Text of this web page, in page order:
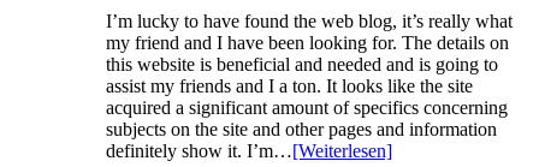
I’m lucky to have found the web blog, it’s really what
my friend and I have been looking for. The details on
this website is beneficial and needed and is going to
assist my friends and I a ton. It looks like the site
acquired a significant amount of specifics concerning
subjects on the site and other pages and information
definitely show it. I’m…[Weiterlesen]